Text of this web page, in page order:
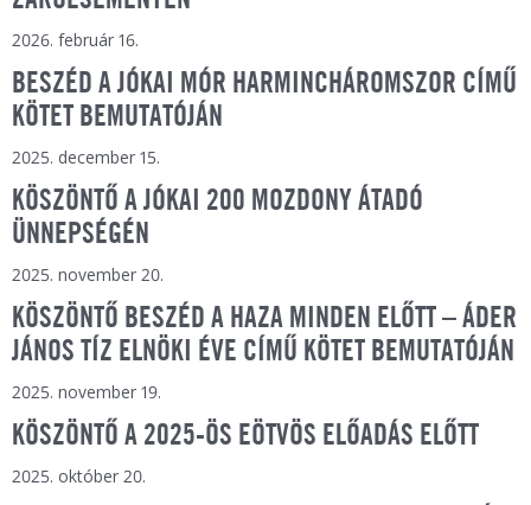
2026. február 16.
BESZÉD A JÓKAI MÓR HARMINCHÁROMSZOR CÍMŰ
KÖTET BEMUTATÓJÁN
2025. december 15.
KÖSZÖNTŐ A JÓKAI 200 MOZDONY ÁTADÓ
ÜNNEPSÉGÉN
2025. november 20.
KÖSZÖNTŐ BESZÉD A HAZA MINDEN ELŐTT – ÁDER
JÁNOS TÍZ ELNÖKI ÉVE CÍMŰ KÖTET BEMUTATÓJÁN
2025. november 19.
KÖSZÖNTŐ A 2025-ÖS EÖTVÖS ELŐADÁS ELŐTT
2025. október 20.